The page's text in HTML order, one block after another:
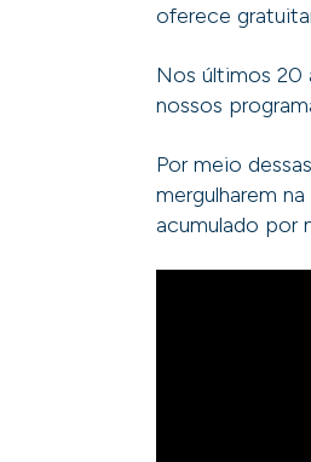
oferece
Nos últimos 20
nossos
Por meio
mergulharem
acumulado por